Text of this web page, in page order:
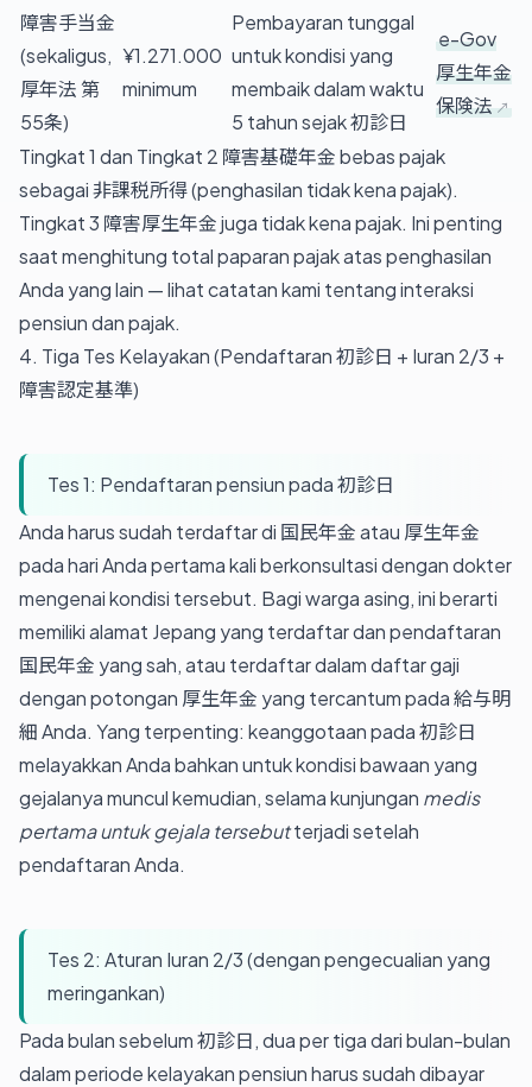
障害手当金
(sekaligus,
厚年法 第
55条)
¥1.271.000
minimum
Pembayaran tunggal
untuk kondisi yang
membaik dalam waktu
5 tahun sejak 初診日
e-Gov
厚生年金
保険法
Tingkat 1 dan Tingkat 2 障害基礎年金 bebas pajak
sebagai 非課税所得 (penghasilan tidak kena pajak).
Tingkat 3 障害厚生年金 juga tidak kena pajak. Ini penting
saat menghitung total paparan pajak atas penghasilan
Anda yang lain — lihatcatatan kami tentang interaksi
pensiun dan pajak.
4. Tiga Tes Kelayakan (Pendaftaran 初診日 + Iuran 2/3 +
障害認定基準)
Tes 1: Pendaftaran pensiun pada 初診日
Anda harus sudah terdaftar di 国民年金 atau 厚生年金
pada hari Anda pertama kali berkonsultasi dengan dokter
mengenai kondisi tersebut. Bagi warga asing, ini berarti
memiliki alamat Jepang yang terdaftar dan pendaftaran
国民年金 yang sah, atau terdaftar dalam daftar gaji
dengan potongan 厚生年金 yang tercantum pada 給与明
細 Anda. Yang terpenting: keanggotaan pada 初診日
melayakkan Anda bahkan untuk kondisi bawaan yang
gejalanya muncul kemudian, selama kunjungan medis
pertama untuk gejala tersebutterjadi setelah
pendaftaran Anda.
Tes 2: Aturan Iuran 2/3 (dengan pengecualian yang
meringankan)
Pada bulan sebelum 初診日, dua per tiga dari bulan-bulan
dalam periode kelayakan pensiun harus sudah dibayar